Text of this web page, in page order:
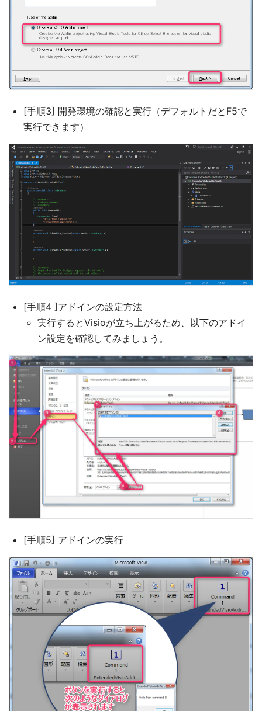
[手順3] 開発環境の確認と実行（デフォルトだとF5で
実行できます）
[手順4 ]アドインの設定方法
実行するとVisioが立ち上がるため、以下のアドイ
ン設定を確認してみましょう。
[手順5] アドインの実行